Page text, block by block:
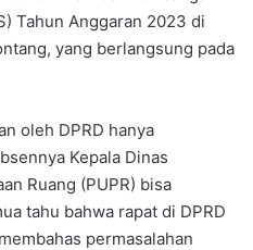
Tahun Anggaran 2023 di
yang berlangsung pada
oleh DPRD hanya
Kepala Dinas
Ruang (PUPR) bisa
tahu bahwa rapat di DPRD
permasalahan